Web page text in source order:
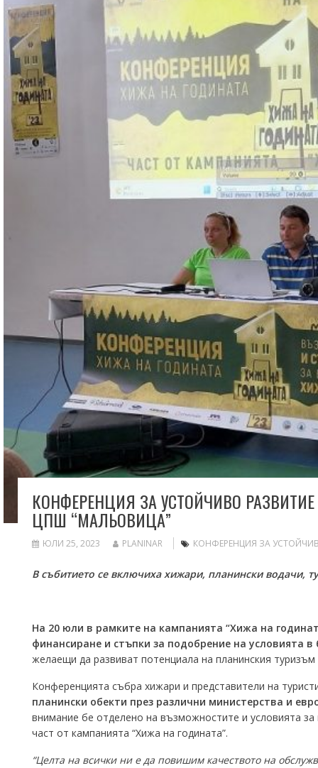
КОНФЕРЕНЦИЯ ЗА УСТОЙЧИВО
ЦПШ “МАЛЬОВИЦА”
ЮЛИ 25, 2023 PLANINAR КОНФЕРЕНЦИЯ ЗА
В събитието се включиха хижари, планински водачи,
На 20 юли в рамките на кампанията “Хижа на
финансиране и стъпки за подобрение на условията в
желаещи да развиват потенциала на планинския
Конференцията събра хижари и представители на
планински обекти през различни министерства и
внимание бе отделено на възможностите и условията за
част от кампанията “Хижа на годината”.
“Целта на всички ни е да повишим качеството на